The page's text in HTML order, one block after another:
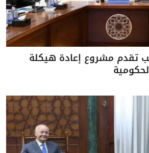
تقدم مشروع إعادة هيكلة